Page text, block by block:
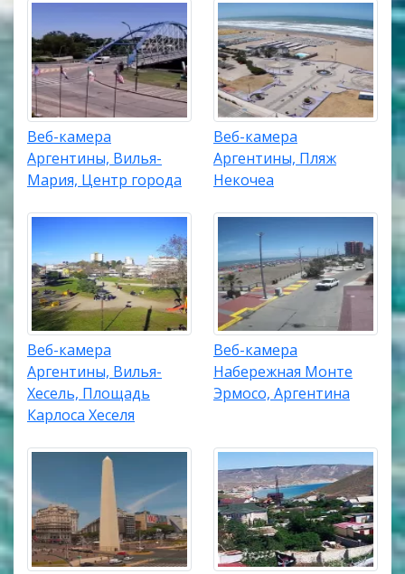
Веб-камера
Аргентины, Вилья-
Мария, Центр города
Веб-камера
Аргентины, Пляж
Некочеа
Веб-камера
Аргентины, Вилья-
Хесель, Площадь
Карлоса Хеселя
Веб-камера
Набережная Монте
Эрмосо, Аргентина